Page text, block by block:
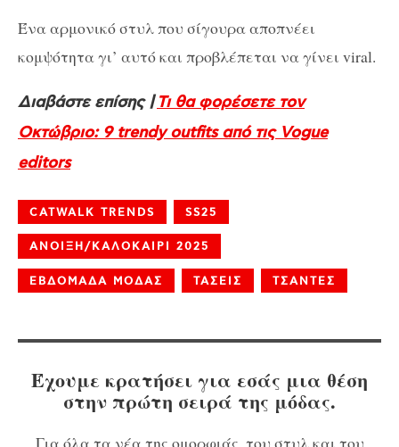
Ένα αρμονικό στυλ που σίγουρα αποπνέει
κομψότητα γι’ αυτό και προβλέπεται να γίνει viral.
Διαβάστε επίσης |Τι θα φορέσετε τον
Οκτώβριο: 9 trendy outfits από τις Vogue
editors
CATWALK TRENDS SS25
ΑΝΟΙΞΗ/ΚΑΛΟΚΑΙΡΙ 2025
ΕΒΔΟΜΑΔΑ ΜΟΔΑΣ ΤΑΣΕΙΣ ΤΣΑΝΤΕΣ
Έχουμε κρατήσει για εσάς μια θέση
στην πρώτη σειρά της μόδας.
Για όλα τα νέα της ομορφιάς, του στυλ και του